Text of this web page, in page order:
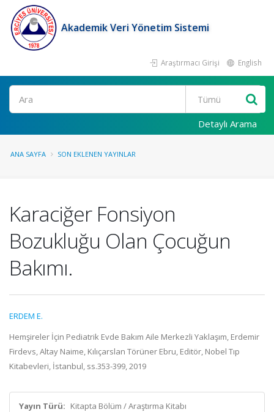
Akademik Veri Yönetim Sistemi
Araştırmacı Girişi English
Ara
Detaylı Arama
ANA SAYFA SON EKLENEN YAYINLAR
Karaciğer Fonsiyon
Bozukluğu Olan Çocuğun
Bakımı.
ERDEM E.
Hemşireler İçin Pediatrik Evde Bakım Aile Merkezli Yaklaşım, Erdemir
Firdevs, Altay Naime, Kılıçarslan Törüner Ebru, Editör, Nobel Tıp
Kitabevleri, İstanbul, ss.353-399, 2019
Yayın Türü: Kitapta Bölüm / Araştırma Kitabı